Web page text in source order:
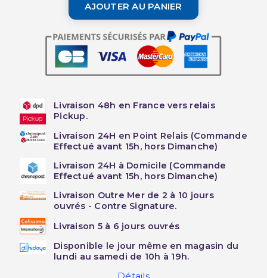
AJOUTER AU PANIER
Livraison 48h en France vers relais
Pickup.
Livraison 24H en Point Relais (Commande
Effectué avant 15h, hors Dimanche)
Livraison 24H à Domicile (Commande
Effectué avant 15h, hors Dimanche)
Livraison Outre Mer de 2 à 10 jours
ouvrés - Contre Signature.
Livraison 5 à 6 jours ouvrés
Disponible le jour même en magasin du
lundi au samedi de 10h à 19h.